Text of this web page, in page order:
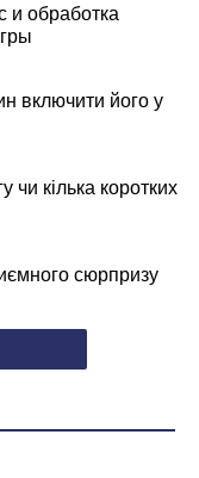
и обработка
включити його у
чи кілька коротких
сюрпризу